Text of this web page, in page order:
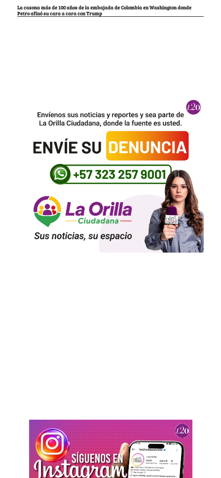
La casona más de 100 años de la embajada de Colombia en Washington donde
Petro afinó su cara a cara con Trump